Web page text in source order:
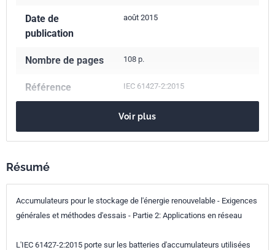
Date de
publication
août 2015
Nombre de pages 108 p.
Référence IEC 61427-2:2015
29.220.20
Voir plus
Résumé
Accumulateurs pour le stockage de l'énergie renouvelable - Exigences
générales et méthodes d'essais - Partie 2: Applications en réseau
L'IEC 61427-2:2015 porte sur les batteries d'accumulateurs utilisées